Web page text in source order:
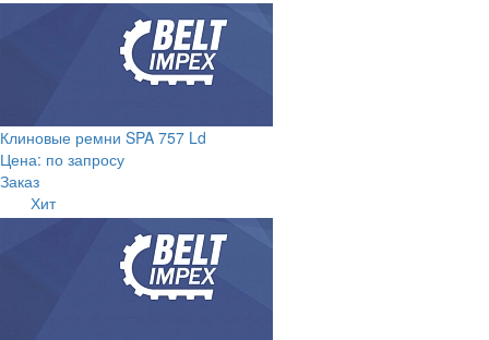
Клиновые ремни SPA 757 Ld
Цена: по запросу
Заказ
Хит